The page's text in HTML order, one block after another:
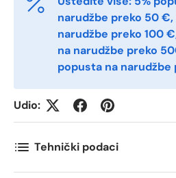
Telefon
Postnummer *
Antall *
narudžbe preko 50 €,
narudžbe preko 100
na narudžbe preko
popusta na narudžbe
Udio:
Tehnički podaci